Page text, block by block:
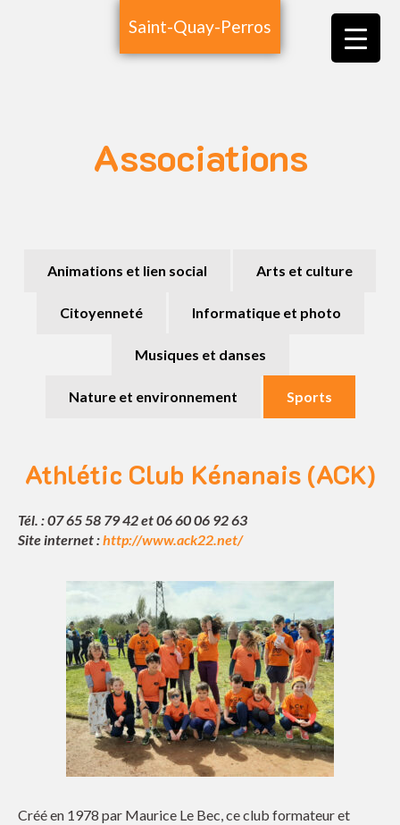
Saint-Quay-Perros
Associations
Animations et lien social Arts et culture
Citoyenneté Informatique et photo
Musiques et danses
Nature et environnement Sports
Athlétic Club Kénanais (ACK)
Tél. : 07 65 58 79 42 et 06 60 06 92 63
Site internet :http://www.ack22.net/
Créé en 1978 par Maurice Le Bec, ce club formateur et